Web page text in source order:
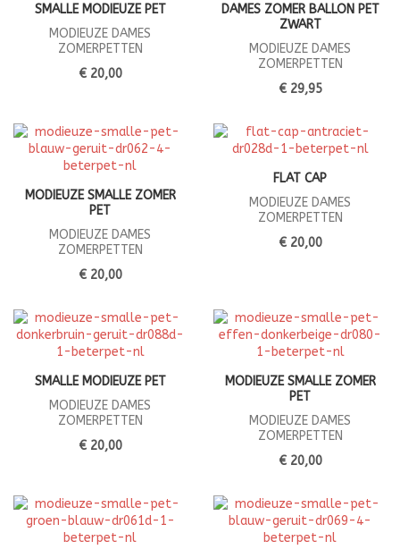
SMALLE MODIEUZE PET
MODIEUZE DAMES
ZOMERPETTEN
€ 20,00
DAMES ZOMER BALLON PET
ZWART
MODIEUZE DAMES
ZOMERPETTEN
€ 29,95
MODIEUZE SMALLE ZOMER
PET
MODIEUZE DAMES
ZOMERPETTEN
€ 20,00
FLAT CAP
MODIEUZE DAMES
ZOMERPETTEN
€ 20,00
SMALLE MODIEUZE PET
MODIEUZE DAMES
ZOMERPETTEN
€ 20,00
MODIEUZE SMALLE ZOMER
PET
MODIEUZE DAMES
ZOMERPETTEN
€ 20,00